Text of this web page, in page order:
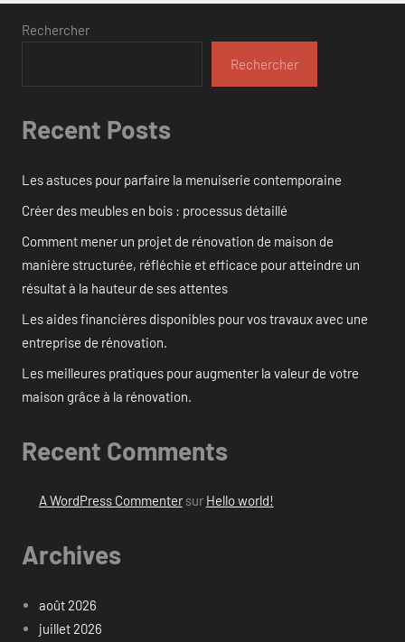
Rechercher
Rechercher
Recent Posts
Les astuces pour parfaire la menuiserie contemporaine
Créer des meubles en bois : processus détaillé
Comment mener un projet de rénovation de maison de
manière structurée, réfléchie et efficace pour atteindre un
résultat à la hauteur de ses attentes
Les aides financières disponibles pour vos travaux avec une
entreprise de rénovation.
Les meilleures pratiques pour augmenter la valeur de votre
maison grâce à la rénovation.
Recent Comments
A WordPress Commentersur Hello world!
Archives
août 2026
juillet 2026